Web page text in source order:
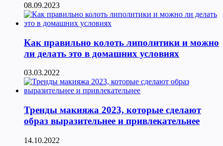
08.09.2023
Как правильно колоть липолитики и можно
ли делать это в домашних условиях
03.03.2022
Тренды макияжа 2023, которые сделают
образ выразительнее и привлекательнее
14.10.2022